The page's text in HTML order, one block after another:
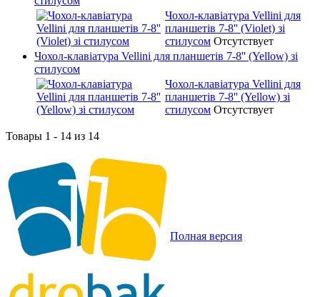
Чохол-клавіатура Vellini для
планшетів 7-8'' (Violet) зі
стилусом Отсутствует
Чохол-клавіатура Vellini для планшетів 7-8'' (Yellow) зі
стилусом
Чохол-клавіатура Vellini для
планшетів 7-8'' (Yellow) зі
стилусом Отсутствует
Товары 1 - 14 из 14
Полная версия